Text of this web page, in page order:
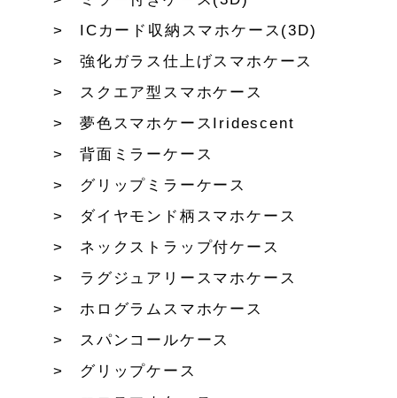
ICカード収納スマホケース(3D)
強化ガラス仕上げスマホケース
スクエア型スマホケース
夢色スマホケースIridescent
背面ミラーケース
グリップミラーケース
ダイヤモンド柄スマホケース
ネックストラップ付ケース
ラグジュアリースマホケース
ホログラムスマホケース
スパンコールケース
グリップケース